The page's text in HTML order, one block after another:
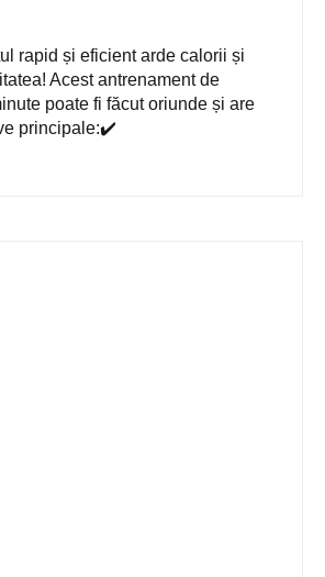
rapid și eficient arde calorii și
Acest antrenament de
poate fi făcut oriunde și are
principale:✔️